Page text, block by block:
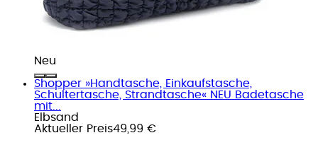
Neu
Shopper »Handtasche, Einkaufstasche,
Schultertasche, Strandtasche« NEU Badetasche
mit...
Elbsand
Aktueller Preis49,99 €